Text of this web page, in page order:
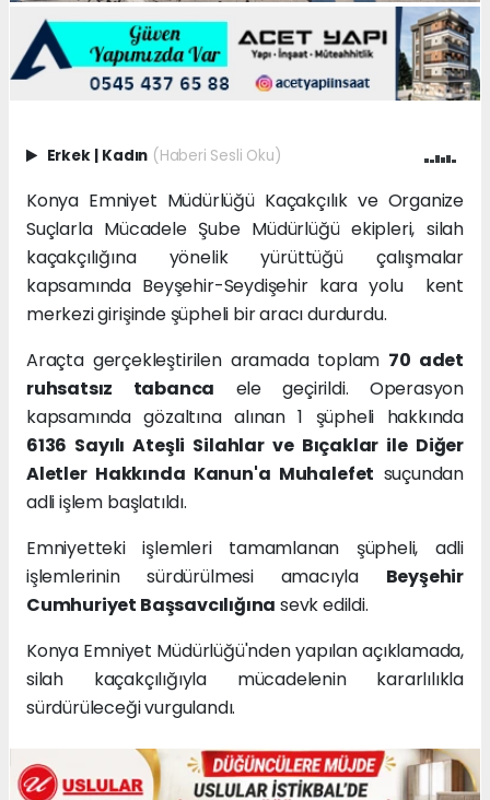
Erkek Kadın (Haberi Sesli Oku)
Konya Emniyet Müdürlüğü Kaçakçılık ve Organize
Suçlarla Mücadele Şube Müdürlüğü ekipleri, silah
kaçakçılığına yönelik yürüttüğü çalışmalar
kapsamında Beyşehir-Seydişehir kara yolu kent
merkezi girişinde şüpheli bir aracı durdurdu.
Araçta gerçekleştirilen aramada toplam 70 adet
ruhsatsız tabanca ele geçirildi. Operasyon
kapsamında gözaltına alınan 1 şüpheli hakkında
6136 Sayılı Ateşli Silahlar ve Bıçaklar ile Diğer
Aletler Hakkında Kanun'a Muhalefet suçundan
adli işlem başlatıldı.
Emniyetteki işlemleri tamamlanan şüpheli, adli
işlemlerinin sürdürülmesi amacıyla Beyşehir
Cumhuriyet Başsavcılığına sevk edildi.
Konya Emniyet Müdürlüğü'nden yapılan açıklamada,
silah kaçakçılığıyla mücadelenin kararlılıkla
sürdürüleceği vurgulandı.